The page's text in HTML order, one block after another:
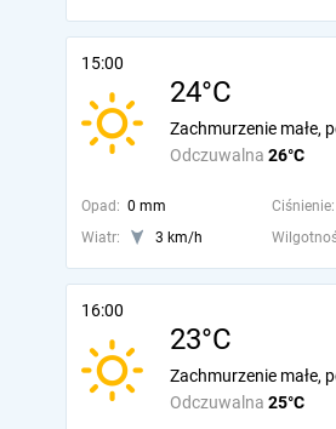
15:00
24°C
Odczuwalna 26°C
Zachmurzenie małe,
Opad: 0 mm Ciśnienie:
Wiatr:
3 km/h
16:00
23°C
Odczuwalna 25°C
Zachmurzenie małe,